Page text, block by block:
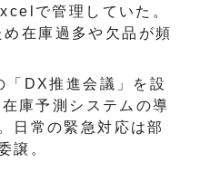
で管理していた。
在庫過多や欠品が頻
「DX推進会議」を設
庫予測システムの導
日常の緊急対応は部
譲。